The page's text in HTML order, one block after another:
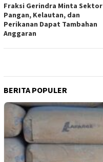
Fraksi Gerindra Minta Sektor
Pangan, Kelautan, dan
Perikanan Dapat Tambahan
Anggaran
BERITA POPULER